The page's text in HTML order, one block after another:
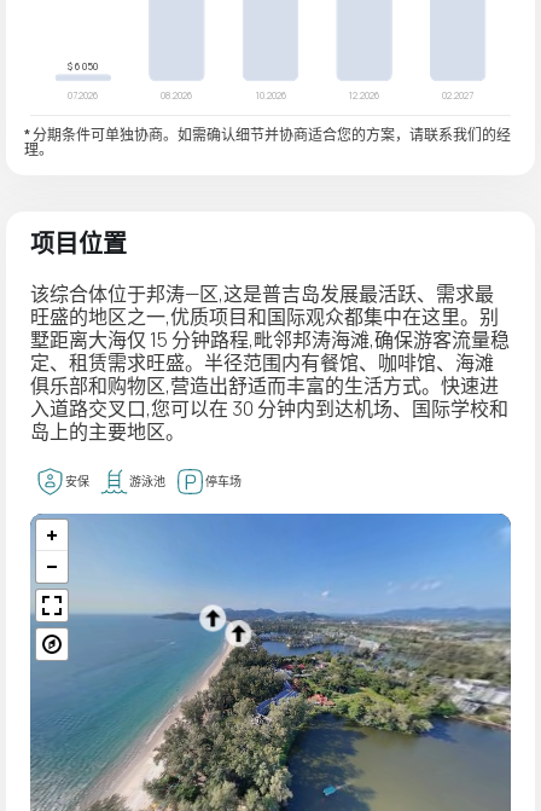
* 分期条件可单独协商。如需确认细节并协商适合您的方案，请联系我们的经
理。
项目位置
该综合体位于邦涛—区,这是普吉岛发展最活跃、需求最
旺盛的地区之一,优质项目和国际观众都集中在这里。别
墅距离大海仅 15 分钟路程,毗邻邦涛海滩,确保游客流量稳
定、租赁需求旺盛。半径范围内有餐馆、咖啡馆、海滩
俱乐部和购物区,营造出舒适而丰富的生活方式。快速进
入道路交叉口,您可以在 30 分钟内到达机场、国际学校和
岛上的主要地区。
安保 游泳池 停车场